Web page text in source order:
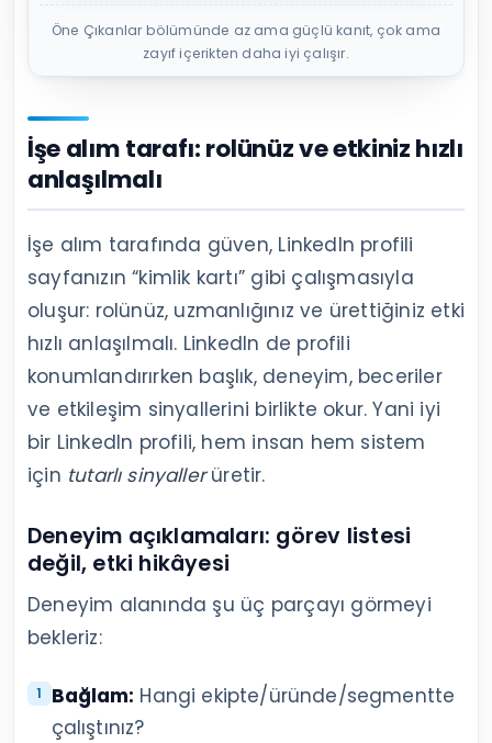
Öne Çıkanlar bölümünde az ama güçlü kanıt, çok ama
zayıf içerikten daha iyi çalışır.
İşe alım tarafı: rolünüz ve etkiniz hızlı
anlaşılmalı
İşe alım tarafında güven, LinkedIn profili
sayfanızın “kimlik kartı” gibi çalışmasıyla
oluşur: rolünüz, uzmanlığınız ve ürettiğiniz etki
hızlı anlaşılmalı. LinkedIn de profili
konumlandırırken başlık, deneyim, beceriler
ve etkileşim sinyallerini birlikte okur. Yani iyi
bir LinkedIn profili, hem insan hem sistem
için tutarlı sinyallerüretir.
Deneyim açıklamaları: görev listesi
değil, etki hikâyesi
Deneyim alanında şu üç parçayı görmeyi
bekleriz:
Bağlam: Hangi ekipte/üründe/segmentte
çalıştınız?